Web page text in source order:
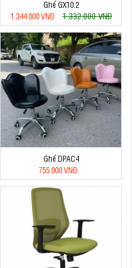
Ghế GX10.2
1.344.000 VNĐ
1.332.000 VNĐ
Ghế DPAC4
755.000 VNĐ